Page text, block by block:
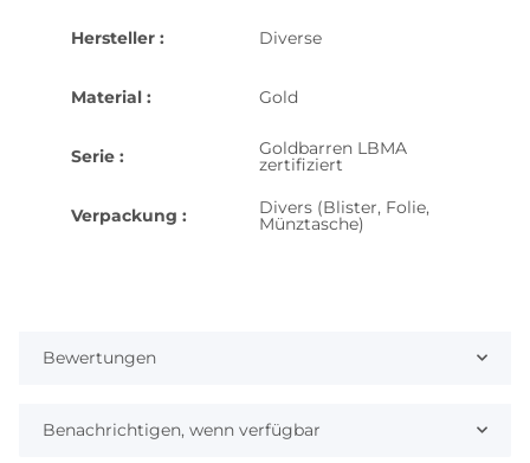
Hersteller : Diverse
Material : Gold
Serie : Goldbarren LBMA
zertifiziert
Verpackung : Divers (Blister, Folie,
Münztasche)
Bewertungen
Benachrichtigen, wenn verfügbar